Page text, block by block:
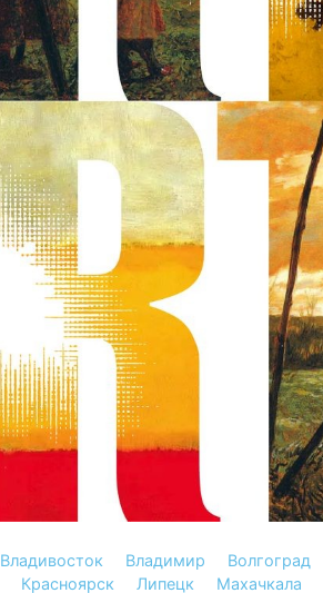
Владивосток Владимир Волгоград
Красноярск
Липецк Махачкала